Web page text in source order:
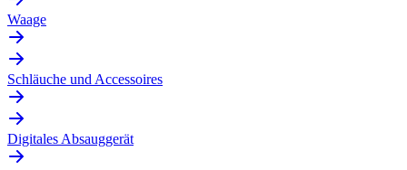
Waage
Schläuche und Accessoires
Digitales Absauggerät